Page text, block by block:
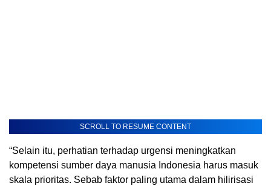
SCROLL TO RESUME CONTENT
“Selain itu, perhatian terhadap urgensi meningkatkan
kompetensi sumber daya manusia Indonesia harus masuk
skala prioritas. Sebab faktor paling utama dalam hilirisasi